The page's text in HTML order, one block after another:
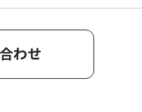
わせ